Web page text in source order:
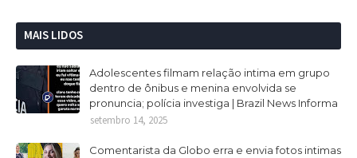
MAIS LIDOS
Adolescentes filmam relação intima em grupo
dentro de ônibus e menina envolvida se
pronuncia; polícia investiga | Brazil News Informa
setembro 14, 2025
Comentarista da Globo erra e envia fotos intimas